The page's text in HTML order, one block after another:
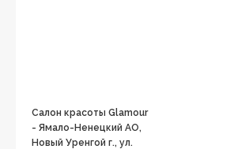
Салон красоты Glamour
- Ямало-Ненецкий АО,
Новый Уренгой г., ул.